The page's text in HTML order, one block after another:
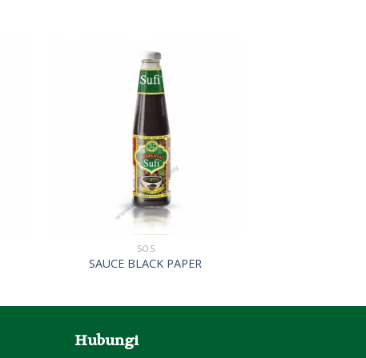
SOS
SAUCE BLACK PAPER
Hubungi